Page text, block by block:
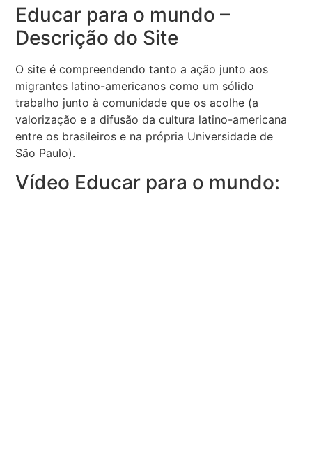
Educar para o mundo –
Descrição do Site
O site é compreendendo tanto a ação junto aos
migrantes latino-americanos como um sólido
trabalho junto à comunidade que os acolhe (a
valorização e a difusão da cultura latino-americana
entre os brasileiros e na própria Universidade de
São Paulo).
Vídeo Educar para o mundo: